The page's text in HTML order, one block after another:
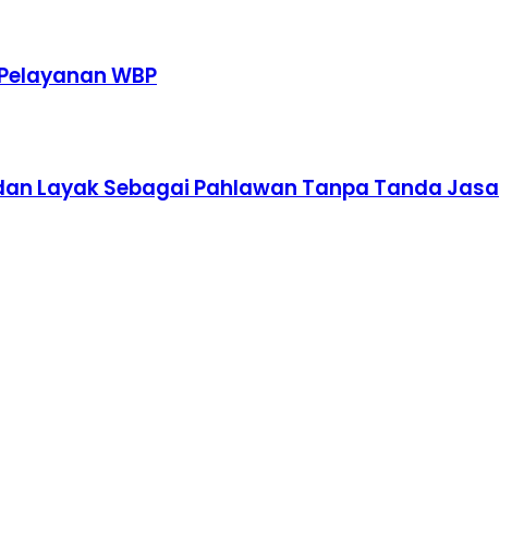
WBP
Layak Sebagai Pahlawan Tanpa Tanda Jasa